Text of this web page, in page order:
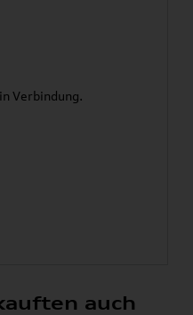
Verbindung.
auch